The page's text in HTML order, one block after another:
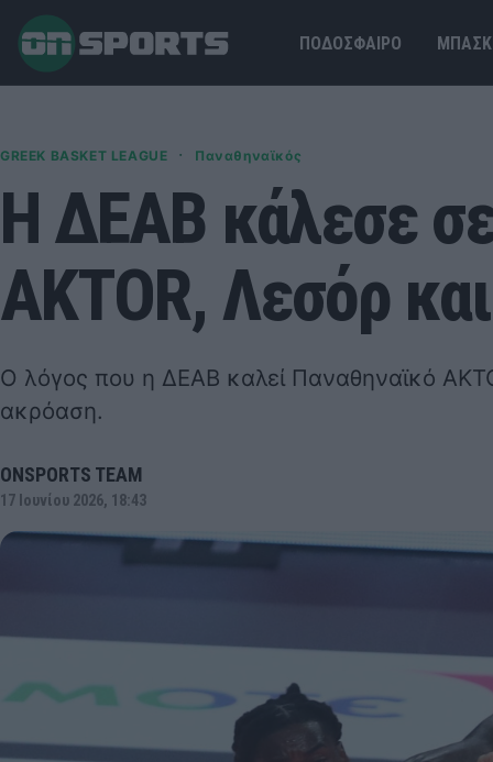
ΠΟΔΟΣΦΑΙΡΟ
GREEK BASKET LEAGUE · Παναθηναϊκός
Η ΔΕΑΒ κάλεσε
AKTOR, Λεσόρ
Ο λόγος που η ΔΕΑΒ καλεί Παναθηναϊκό
ακρόαση.
ONSPORTS TEAM
17 Ιουνίου 2026, 18:43